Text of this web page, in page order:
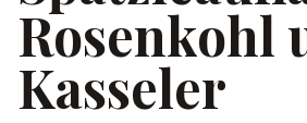
Rosenkohl
Kasseler